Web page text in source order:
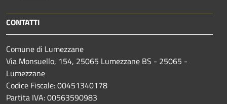
CONTATTI
Comune di Lumezzane
Via Monsuello, 154, 25065 Lumezzane BS - 25065 -
Lumezzane
Codice Fiscale: 00451340178
Partita IVA: 00563590983